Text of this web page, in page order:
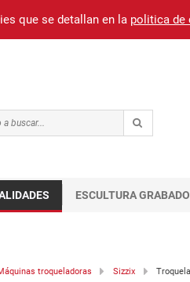
que se detallan en la politica de
ESCULTURA GRABADO
troqueladoras Sizzix